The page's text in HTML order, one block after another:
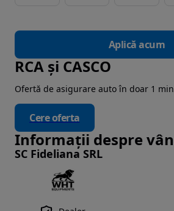
Aplică acum
RCA și CASCO
Ofertă de asigurare auto în doar 1
Cere oferta
Informații despre
SC Fideliana SRL